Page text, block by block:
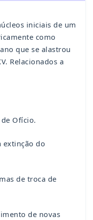
iniciais de um
como
que se alastrou
Relacionados a
Ofício.
extinção do
de troca de
de novas